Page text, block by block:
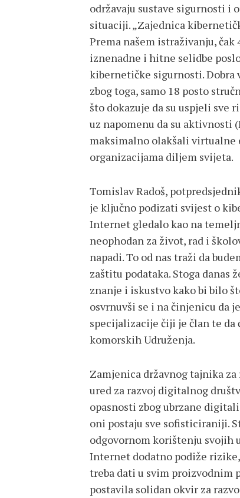
održavaju sustave sigurnosti i
situaciji. „Zajednica
Prema našem istraživanju, čak
iznenadne i hitne selidbe
kibernetičke sigurnosti. Dobra
zbog toga, samo 18 posto
što dokazuje da su uspjeli sve
uz napomenu da su aktivnosti
maksimalno olakšali
organizacijama diljem svijeta.
Tomislav Radoš,
je ključno podizati svijest o
Internet gledalo kao na
neophodan za život, rad i
napadi. To od nas traži da
zaštitu podataka. Stoga
znanje i iskustvo kako bi bilo
osvrnuvši se i na činjenicu da
specijalizacije čiji je član te
komorskih Udruženja.
Zamjenica državnog tajnika
ured za razvoj digitalnog
opasnosti zbog ubrzane
oni postaju sve sofisticiraniji.
odgovornom korištenju svojih
Internet dodatno podiže
treba dati u svim proizvodnim
postavila solidan okvir za